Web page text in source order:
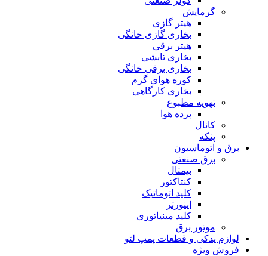
گرمایش
هیتر گازی
بخاری گازی خانگی
هیتر برقی
بخاری تابشی
بخاری برقی خانگی
کوره هوای گرم
بخاری کارگاهی
تهویه مطبوع
پرده هوا
کانال
پنکه
برق و اتوماسیون
برق صنعتی
بیمتال
کنتاکتور
کلید اتوماتیک
اینورتر
کلید مینیاتوری
موتور برق
لوازم یدکی و قطعات پمپ لئو
فروش ویژه